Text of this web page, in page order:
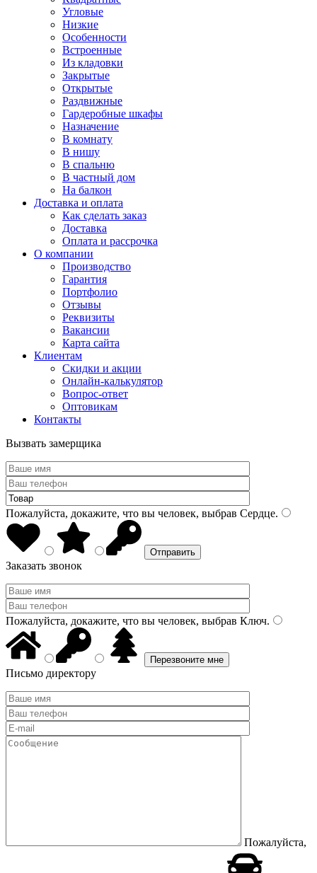
Угловые
Низкие
Особенности
Встроенные
Из кладовки
Закрытые
Открытые
Раздвижные
Гардеробные шкафы
Назначение
В комнату
В нишу
В спальню
В частный дом
На балкон
Доставка и оплата
Как сделать заказ
Доставка
Оплата и рассрочка
О компании
Производство
Гарантия
Портфолио
Отзывы
Реквизиты
Вакансии
Карта сайта
Клиентам
Скидки и акции
Онлайн-калькулятор
Вопрос-ответ
Оптовикам
Контакты
Вызвать замерщика
Пожалуйста, докажите, что вы человек, выбрав Сердце.
Заказать звонок
Пожалуйста, докажите, что вы человек, выбрав Ключ.
Письмо директору
Пожалуйста,